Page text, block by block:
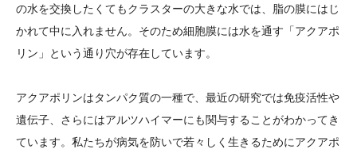
の水を交換したくてもクラスターの大きな水では、脂の膜にはじ
かれて中に入れません。そのため細胞膜には水を通す「アクアポ
リン」という通り穴が存在しています。
アクアポリンはタンパク質の一種で、最近の研究では免疫活性や
遺伝子、さらにはアルツハイマーにも関与することがわかってき
ています。私たちが病気を防いで若々しく生きるためにアクアポ